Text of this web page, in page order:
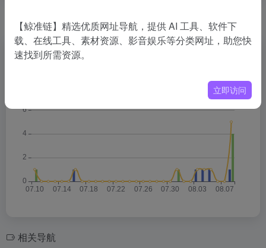
数据统计
相关导航
【鲸准链】精选优质网址导航，提供 AI 工具、软件下
载、在线工具、素材资源、影音娱乐等分类网址，助您快
速找到所需资源。
立即访问